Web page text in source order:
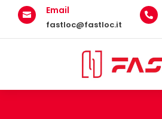
 Email
fastloc@fastloc.it
